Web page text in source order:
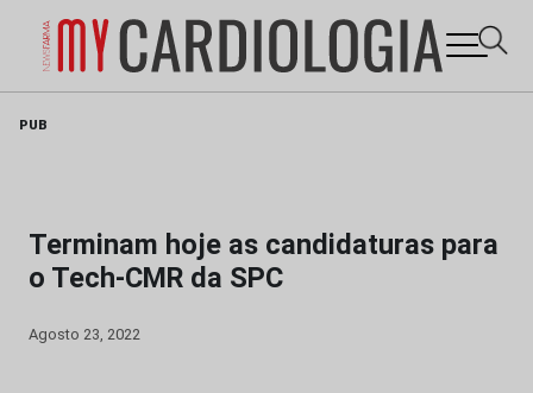
PUB
Terminam hoje as candidaturas para
o Tech-CMR da SPC
Agosto 23, 2022